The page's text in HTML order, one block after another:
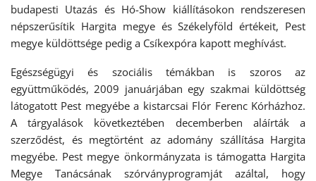
budapesti Utazás és Hó-Show kiállításokon rendszeresen
népszerűsítik Hargita megye és Székelyföld értékeit, Pest
megye küldöttsége pedig a Csíkexpóra kapott meghívást.
Egészségügyi és szociális témákban is szoros az
együttműködés, 2009 januárjában egy szakmai küldöttség
látogatott Pest megyébe a kistarcsai Flór Ferenc Kórházhoz.
A tárgyalások következtében decemberben aláírták a
szerződést, és megtörtént az adomány szállítása Hargita
megyébe. Pest megye önkormányzata is támogatta Hargita
Megye Tanácsának szórványprogramját azáltal, hogy